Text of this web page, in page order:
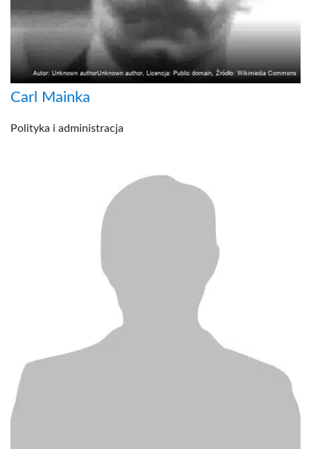
Carl Mainka
Polityka i administracja